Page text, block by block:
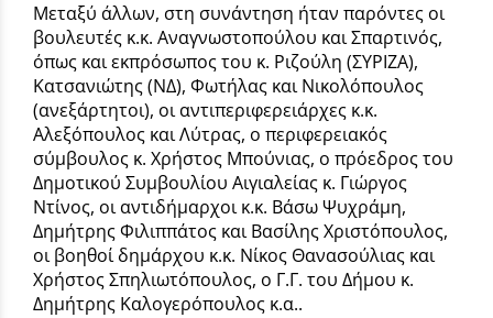
Μεταξύ άλλων, στη συνάντηση ήταν παρόντες οι
βουλευτές κ.κ. Αναγνωστοπούλου και Σπαρτινός,
όπως και εκπρόσωπος του κ. Ριζούλη (ΣΥΡΙΖΑ),
Κατσανιώτης (ΝΔ), Φωτήλας και Νικολόπουλος
(ανεξάρτητοι), οι αντιπεριφερειάρχες κ.κ.
Αλεξόπουλος και Λύτρας, ο περιφερειακός
σύμβουλος κ. Χρήστος Μπούνιας, ο πρόεδρος του
Δημοτικού Συμβουλίου Αιγιαλείας κ. Γιώργος
Ντίνος, οι αντιδήμαρχοι κ.κ. Βάσω Ψυχράμη,
Δημήτρης Φιλιππάτος και Βασίλης Χριστόπουλος,
οι βοηθοί δημάρχου κ.κ. Νίκος Θανασούλιας και
Χρήστος Σπηλιωτόπουλος, ο Γ.Γ. του Δήμου κ.
Δημήτρης Καλογερόπουλος κ.α..